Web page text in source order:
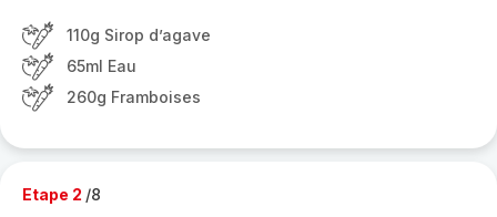
110g Sirop d’agave
65ml Eau
260g Framboises
Etape 2 /8